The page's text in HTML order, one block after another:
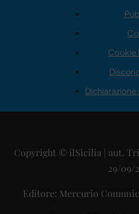
Cookie
Dichiarazione
Copyright © ilSicilia | aut.
29/09/
Editore: Mercurio